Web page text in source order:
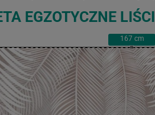
EGZOTYCZNE
167 cm